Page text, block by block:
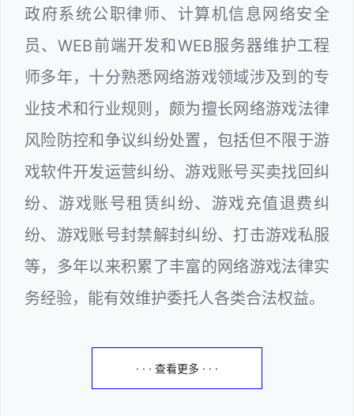
政府系统公职律师、计算机信息网络安全
员、WEB前端开发和WEB服务器维护工程
师多年，十分熟悉网络游戏领域涉及到的专
业技术和行业规则，颇为擅长网络游戏法律
风险防控和争议纠纷处置，包括但不限于游
戏软件开发运营纠纷、游戏账号买卖找回纠
纷、游戏账号租赁纠纷、游戏充值退费纠
纷、游戏账号封禁解封纠纷、打击游戏私服
等，多年以来积累了丰富的网络游戏法律实
务经验，能有效维护委托人各类合法权益。
· · · 查看更多 · · ·